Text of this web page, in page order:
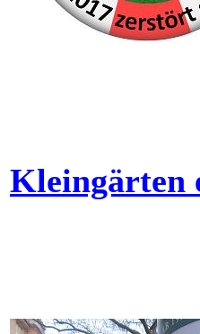
Kleingärten